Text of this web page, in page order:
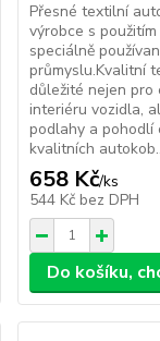
Přesné textilní
výrobce s
speciálně
průmyslu.Kvalitní
důležité nejen pro
interiéru vozidla,
podlahy a pohodlí
kvalitních
658 Kč/ks
544 Kč bez DPH
Do košíku,